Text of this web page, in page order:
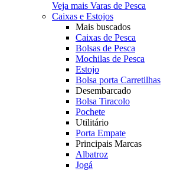
Veja mais Varas de Pesca
Caixas e Estojos
Mais buscados
Caixas de Pesca
Bolsas de Pesca
Mochilas de Pesca
Estojo
Bolsa porta Carretilhas
Desembarcado
Bolsa Tiracolo
Pochete
Utilitário
Porta Empate
Principais Marcas
Albatroz
Jogá